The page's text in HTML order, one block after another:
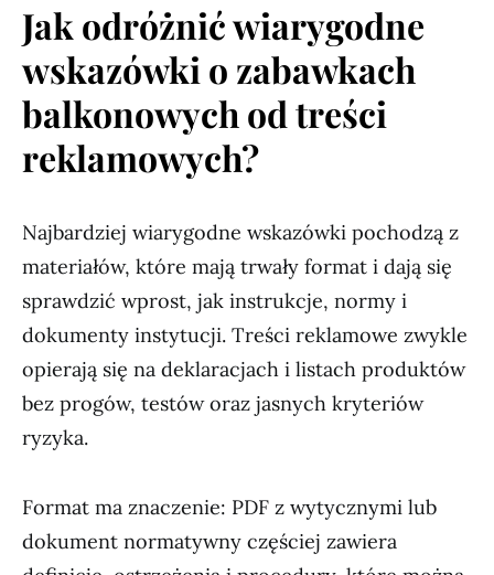
Jak odróżnić wiarygodne
wskazówki o zabawkach
balkonowych od treści
reklamowych?
Najbardziej wiarygodne wskazówki pochodzą z
materiałów, które mają trwały format i dają się
sprawdzić wprost, jak instrukcje, normy i
dokumenty instytucji. Treści reklamowe zwykle
opierają się na deklaracjach i listach produktów
bez progów, testów oraz jasnych kryteriów
ryzyka.
Format ma znaczenie: PDF z wytycznymi lub
dokument normatywny częściej zawiera